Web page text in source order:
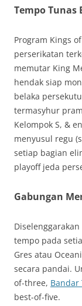
Tempo Tunas
Program Kings
perserikatan
memutar King
hendak siap
belaka
termasyhur
Kelompok S, &
menyusul regu
setiap bagian
playoff jeda
Gabungan
Diselenggarakan
tempo pada
Gres atau
secara pandai.
of-three, Bandar
best-of-five.